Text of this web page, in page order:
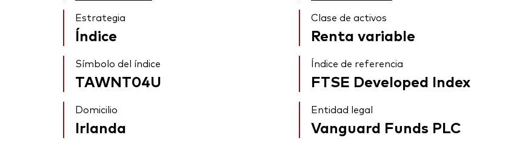
Estrategia
Índice
Clase de activos
Renta variable
Símbolo del índice
TAWNT04U
Índice de referencia
FTSE Developed Index
Domicilio
Irlanda
Entidad legal
Vanguard Funds PLC